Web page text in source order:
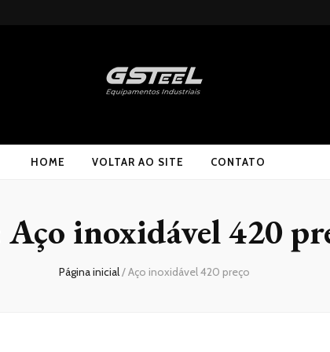
HOME VOLTAR AO SITE CONTATO
Aço inoxidável 420
Página inicial/Aço inoxidável 420 preço